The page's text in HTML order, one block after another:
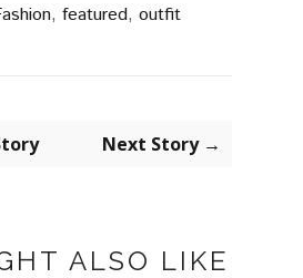
, featured, outfit
Next Story →
ALSO LIKE